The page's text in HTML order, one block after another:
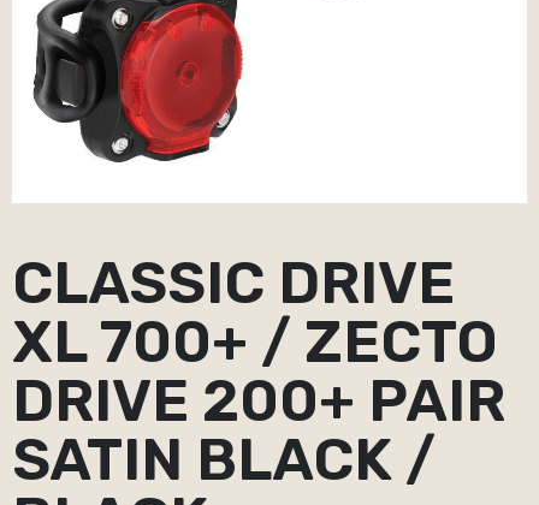
CLASSIC DRIVE
XL 700+ / ZECTO
DRIVE 200+ PAIR
SATIN BLACK /